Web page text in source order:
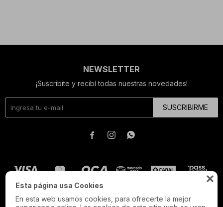

Esta página usa Cookies
En esta web usamos cookies, para ofrecerte la mejor
NEWSLETTER
¡Suscribite y recibí todas nuestras novedades!
SUSCRIBIRME
  